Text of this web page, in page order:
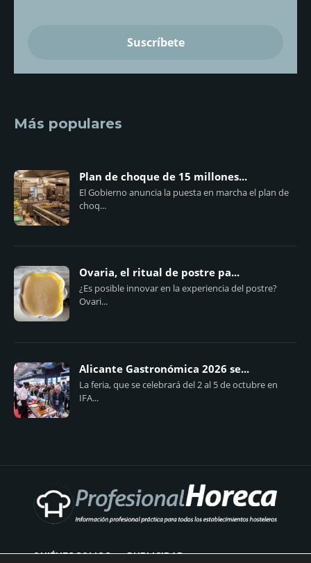
Más populares
Plan de choque de 15 millones...
El Gobierno anuncia la puesta en marcha el plan de
choq...
Ovaria, el ritual de postre pa...
¿Es posible innovar en la experiencia del postre?
Ovari...
Alicante Gastronómica 2026 se...
La feria, que se celebrará del 2 al 5 de octubre en
IFA...
QUIÉNES SOMOS PUBLICIDAD